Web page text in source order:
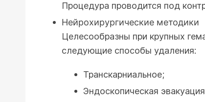
Процедура проводится под
Нейрохирургические методики
Целесообразны при крупных
следующие способы удаления:
Транскарниальное;
Эндоскопическая